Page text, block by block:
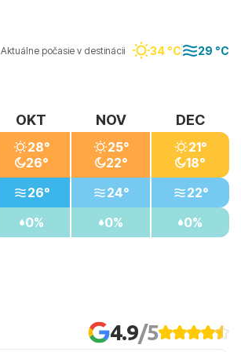
Aktuálne počasie v destinácii 34 °C 29 °C
OKT
28°
26°
26°
0%
NOV
25°
22°
24°
0%
DEC
21°
18°
22°
0%
4.9/5